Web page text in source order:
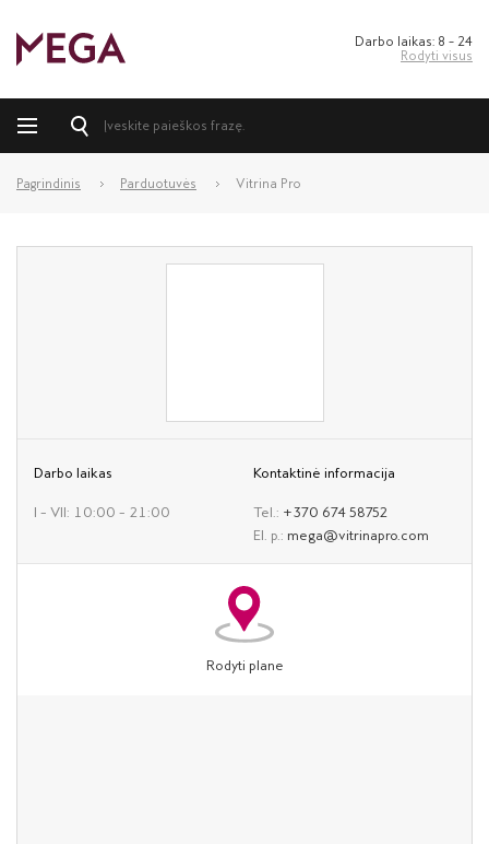
Darbo laikas: 8 – 24
Rodyti visus
Pagrindinis Parduotuvės Vitrina Pro
Darbo laikas
I – VII: 10:00 – 21:00
Kontaktinė informacija
Tel.: +370 674 58752
El. p.: mega@vitrinapro.com
Rodyti plane